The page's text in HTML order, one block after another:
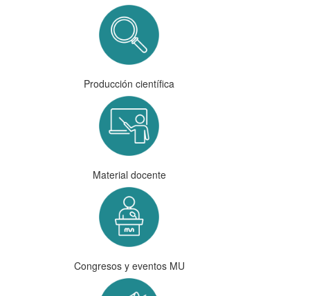
Producción científica
Material docente
Congresos y eventos MU